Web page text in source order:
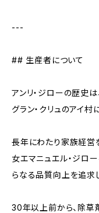
---
## 生産者について
アンリ・ジローの歴史
グラン・クリュのアイ村
長年にわたり家族経営
女エマニュエル・ジロ
らなる品質向上を追求
30年以上前から、除草